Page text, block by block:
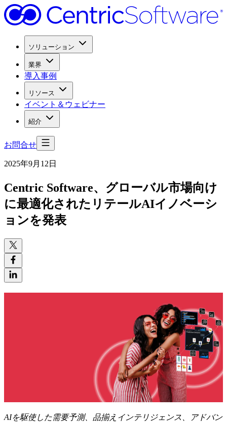
ソリューション
業界
導入事例
リソース
イベント＆ウェビナー
紹介
お問合せ
2025年9月12日
Centric Software、 グローバル市場向け
に最適化された リテールAIイノベーシ
ョンを発表
AIを駆使した需要予測、品揃えインテリジェンス、アドバン